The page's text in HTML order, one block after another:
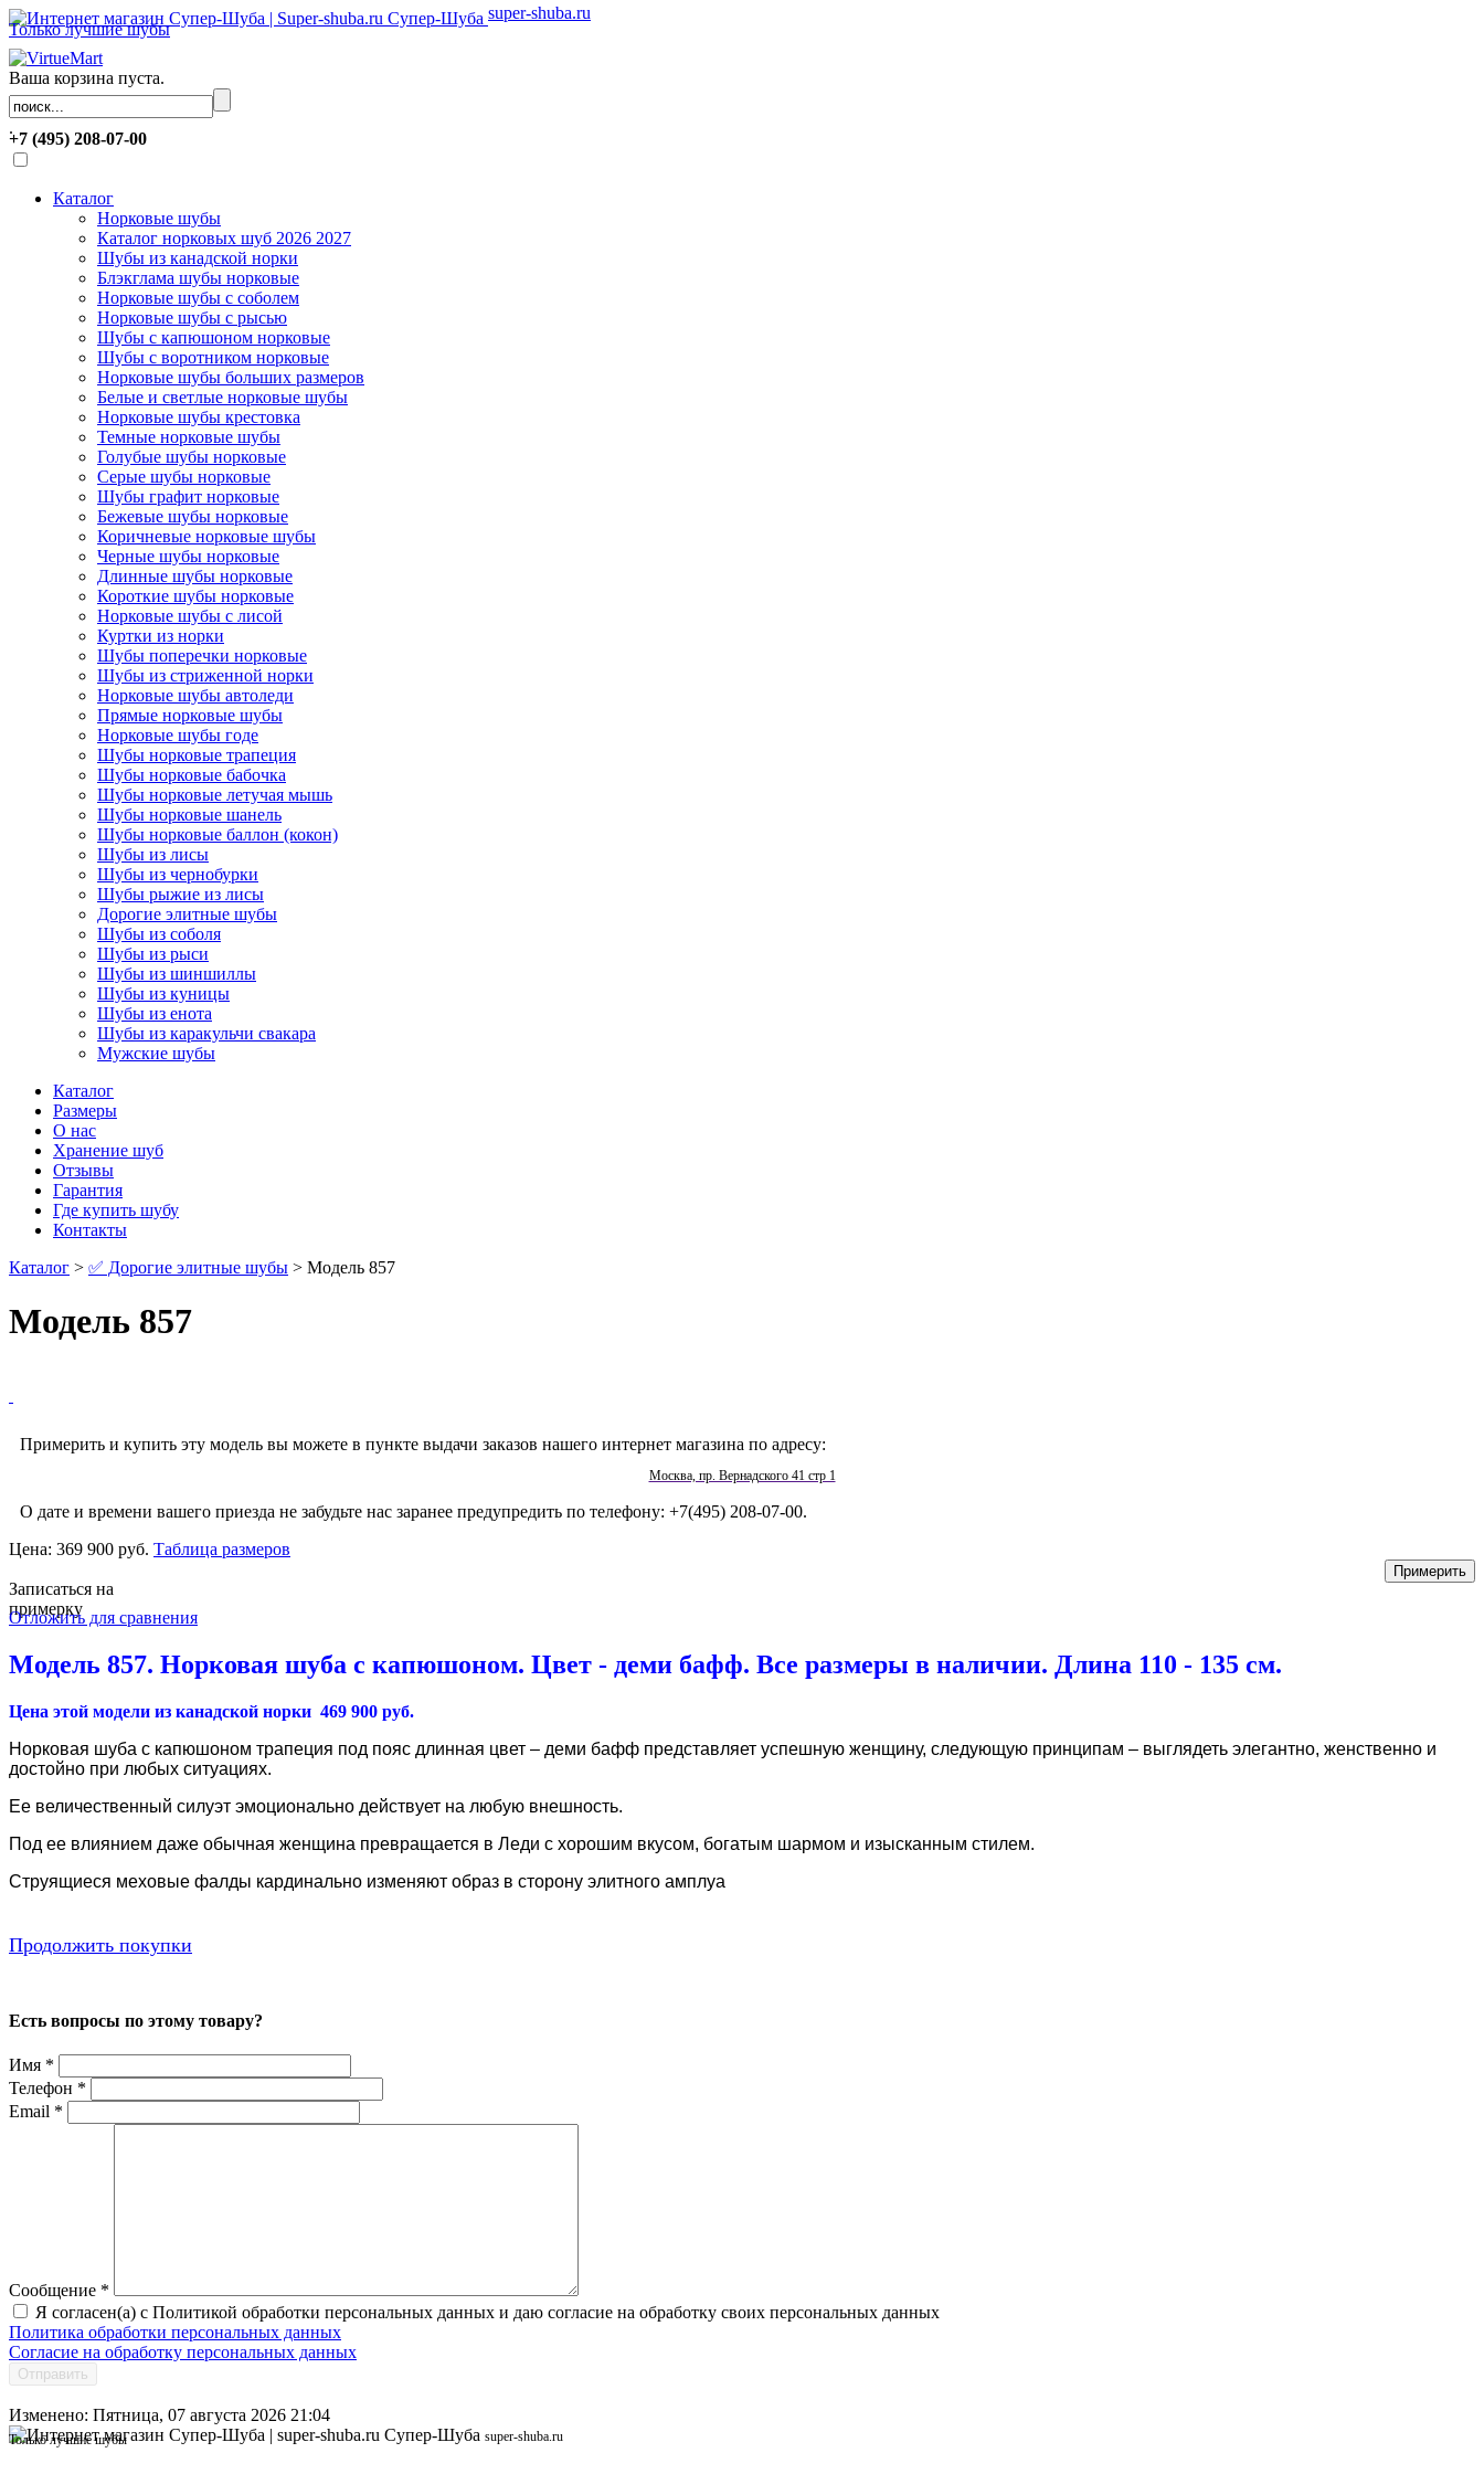
Супер-Шуба super-shuba.ru
Только лучшие шубы
Ваша корзина пуста.
.
+7 (495) 208-07-00
Каталог
Норковые шубы
Каталог норковых шуб 2026 2027
Шубы из канадской норки
Блэкглама шубы норковые
Норковые шубы с соболем
Норковые шубы с рысью
Шубы с капюшоном норковые
Шубы с воротником норковые
Норковые шубы больших размеров
Белые и светлые норковые шубы
Норковые шубы крестовка
Темные норковые шубы
Голубые шубы норковые
Серые шубы норковые
Шубы графит норковые
Бежевые шубы норковые
Коричневые норковые шубы
Черные шубы норковые
Длинные шубы норковые
Короткие шубы норковые
Норковые шубы с лисой
Куртки из норки
Шубы поперечки норковые
Шубы из стриженной норки
Норковые шубы автоледи
Прямые норковые шубы
Норковые шубы годе
Шубы норковые трапеция
Шубы норковые бабочка
Шубы норковые летучая мышь
Шубы норковые шанель
Шубы норковые баллон (кокон)
Шубы из лисы
Шубы из чернобурки
Шубы рыжие из лисы
Дорогие элитные шубы
Шубы из соболя
Шубы из рыси
Шубы из шиншиллы
Шубы из куницы
Шубы из енота
Шубы из каракульчи свакара
Мужские шубы
Каталог
Размеры
О нас
Хранение шуб
Отзывы
Гарантия
Где купить шубу
Контакты
Каталог > ✅ Дорогие элитные шубы > Модель 857
Модель 857
Примерить и купить эту модель вы можете в пункте выдачи заказов нашего интернет магазина по адресу:
Москва, пр. Вернадского 41 стр 1
О дате и времени вашего приезда не забудьте нас заранее предупредить по телефону: +7(495) 208-07-00.
Цена: 369 900 руб. Таблица размеров
Записаться на
примерку
Отложить для сравнения
Модель 857. Норковая шуба с капюшоном. Цвет - деми бафф. Все размеры в наличии. Длина 110 - 135 см.
Цена этой модели из канадской норки 469 900 руб.
Норковая шуба с капюшоном трапеция под пояс длинная цвет – деми бафф представляет успешную женщину, следующую принципам – выглядеть элегантно, женственно и
достойно при любых ситуациях.
Ее величественный силуэт эмоционально действует на любую внешность.
Под ее влиянием даже обычная женщина превращается в Леди с хорошим вкусом, богатым шармом и изысканным стилем.
Струящиеся меховые фалды кардинально изменяют образ в сторону элитного амплуа
Продолжить покупки
Есть вопросы по этому товару?
Имя *
Телефон *
Email *
Сообщение *
Я согласен(а) с Политикой обработки персональных данных и даю согласие на обработку своих персональных данных
Политика обработки персональных данных
Согласие на обработку персональных данных
Отправить
Изменено: Пятница, 07 августа 2026 21:04
Супер-Шуба super-shuba.ru
Только лучшие шубы